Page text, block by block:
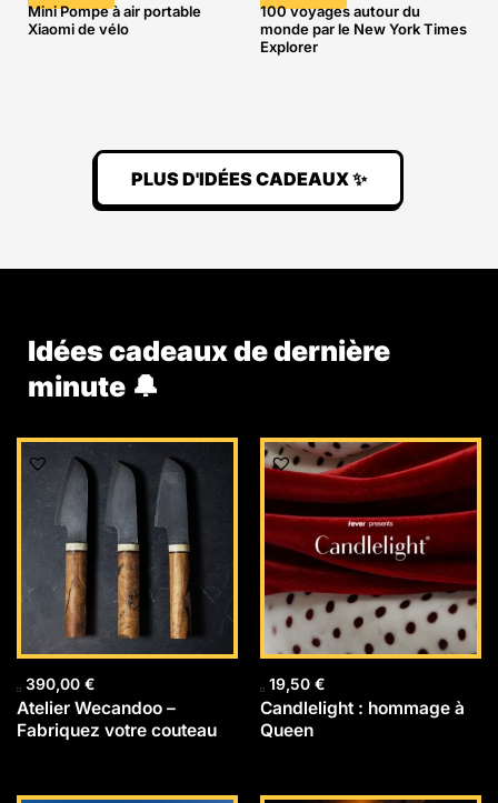
Mini Pompe à air portable
Xiaomi de vélo
100 voyages autour du
monde par le New York Times
Explorer
PLUS D'IDÉES CADEAUX ✨
Idées cadeaux de dernière
minute 🔔
390,00 €
Atelier Wecandoo –
Fabriquez votre couteau
19,50 €
Candlelight : hommage à
Queen